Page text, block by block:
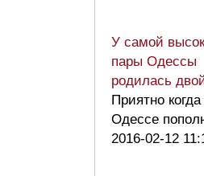
У самой
пары Одессы
родилась
Приятно когда
Одессе
2016-02-12